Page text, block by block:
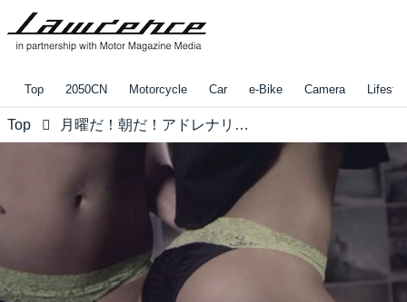
Top 2050CN Motorcycle Car e-Bike Camera
Top 月曜だ！朝だ！アドレナリンだw Monster Girls Mondayだ！